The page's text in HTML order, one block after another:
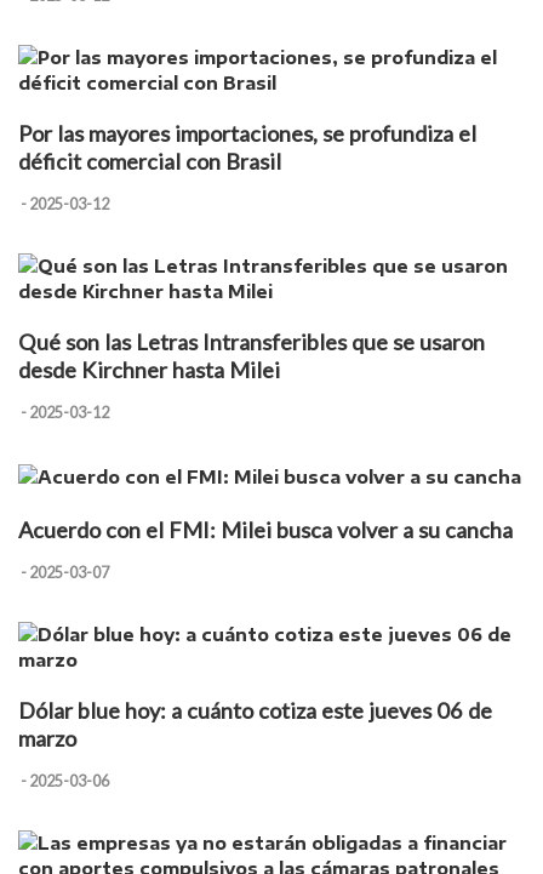
Por las mayores importaciones, se profundiza el
déficit comercial con Brasil
- 2025-03-12
Qué son las Letras Intransferibles que se usaron
desde Kirchner hasta Milei
- 2025-03-12
Acuerdo con el FMI: Milei busca volver a su cancha
- 2025-03-07
Dólar blue hoy: a cuánto cotiza este jueves 06 de
marzo
- 2025-03-06